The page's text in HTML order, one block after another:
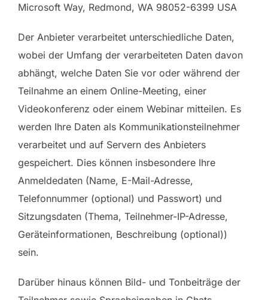
Microsoft Way, Redmond, WA 98052-6399 USA
Der Anbieter verarbeitet unterschiedliche Daten,
wobei der Umfang der verarbeiteten Daten davon
abhängt, welche Daten Sie vor oder während der
Teilnahme an einem Online-Meeting, einer
Videokonferenz oder einem Webinar mitteilen. Es
werden Ihre Daten als Kommunikationsteilnehmer
verarbeitet und auf Servern des Anbieters
gespeichert. Dies können insbesondere Ihre
Anmeldedaten (Name, E-Mail-Adresse,
Telefonnummer (optional) und Passwort) und
Sitzungsdaten (Thema, Teilnehmer-IP-Adresse,
Geräteinformationen, Beschreibung (optional))
sein.
Darüber hinaus können Bild- und Tonbeiträge der